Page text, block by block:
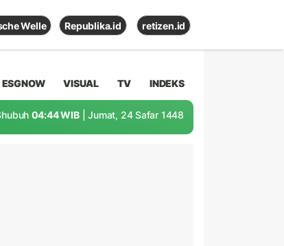
Welle Republika.id retizen.id
ESGNOW VISUAL TV INDEKS
04:44 WIB | Jumat, 24 Safar 1448